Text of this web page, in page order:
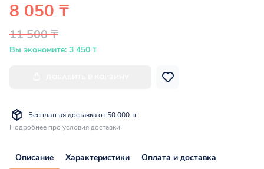
8 050 ₸
11 500 ₸
Вы экономите: 3 450 ₸
Бесплатная доставка от 50 000 тг.
Подробнее про условия доставки
Описание Характеристики Оплата и доставка